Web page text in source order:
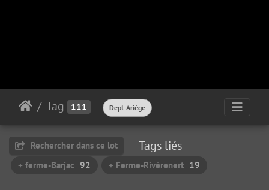
Tag 111 Dept-Ariège
Rechercher dans ce lot Tags liés
+ ferme-Barjac 92 + Ferme-Rivèrenert 19